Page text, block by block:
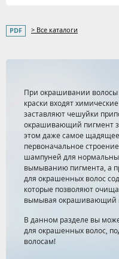
> Все каталоги
При окрашивании волосы
краски входят
заставляют чешуйки
окрашивающий пигмент
этом даже самое
первоначальное
шампуней для
вымыванию пигмента, а
для окрашенных волос
которые позволяют
вымывая окрашивающий
В данном разделе вы
для окрашенных волос,
волосам!